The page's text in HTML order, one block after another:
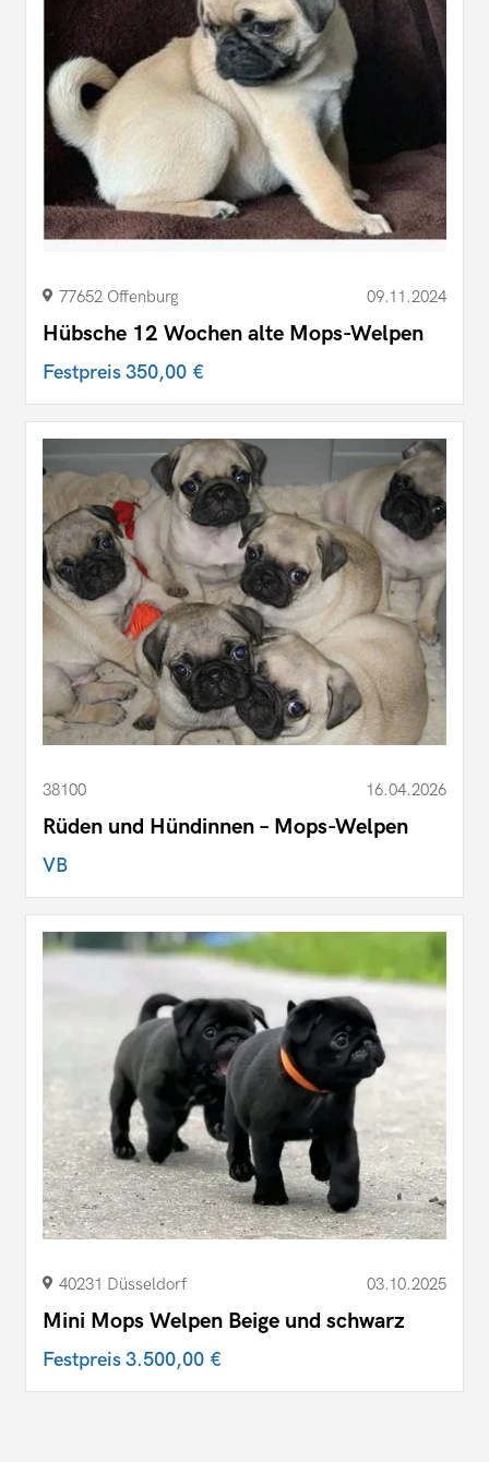
77652 Offenburg 09.11.2024
Hübsche 12 Wochen alte Mops-Welpen
Festpreis350,00 €
38100 16.04.2026
Rüden und Hündinnen – Mops-Welpen
VB
40231 Düsseldorf 03.10.2025
Mini Mops Welpen Beige und schwarz
Festpreis3.500,00 €